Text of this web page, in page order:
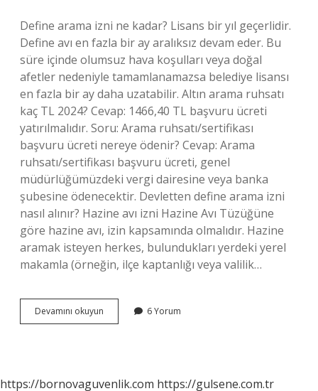
Define arama izni ne kadar? Lisans bir yıl geçerlidir.
Define avı en fazla bir ay aralıksız devam eder. Bu
süre içinde olumsuz hava koşulları veya doğal
afetler nedeniyle tamamlanamazsa belediye lisansı
en fazla bir ay daha uzatabilir. Altın arama ruhsatı
kaç TL 2024? Cevap: 1466,40 TL başvuru ücreti
yatırılmalıdır. Soru: Arama ruhsatı/sertifikası
başvuru ücreti nereye ödenir? Cevap: Arama
ruhsatı/sertifikası başvuru ücreti, genel
müdürlüğümüzdeki vergi dairesine veya banka
şubesine ödenecektir. Devletten define arama izni
nasıl alınır? Hazine avı izni Hazine Avı Tüzüğüne
göre hazine avı, izin kapsamında olmalıdır. Hazine
aramak isteyen herkes, bulundukları yerdeki yerel
makamla (örneğin, ilçe kaptanlığı veya valilik…
Devamını okuyun
Arama
2024
6 Yorum
https://bornovaguvenlik.com https://gulsene.com.tr